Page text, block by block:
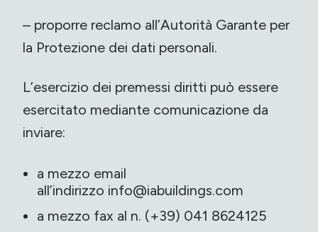
– proporre reclamo all’Autorità Garante per
la Protezione dei dati personali.
L’esercizio dei premessi diritti può essere
esercitato mediante comunicazione da
inviare:
a mezzo email
all’indirizzo info@iabuildings.com
a mezzo fax al n. (+39) 041 8624125